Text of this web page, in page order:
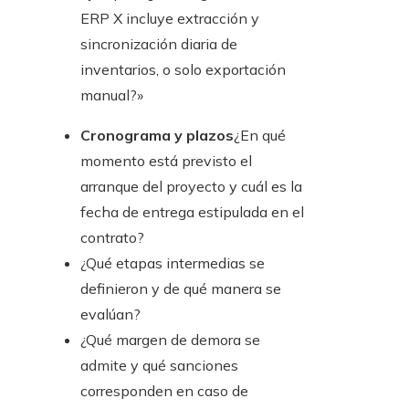
ERP X incluye extracción y
sincronización diaria de
inventarios, o solo exportación
manual?»
Cronograma y plazos¿En qué
momento está previsto el
arranque del proyecto y cuál es la
fecha de entrega estipulada en el
contrato?
¿Qué etapas intermedias se
definieron y de qué manera se
evalúan?
¿Qué margen de demora se
admite y qué sanciones
corresponden en caso de